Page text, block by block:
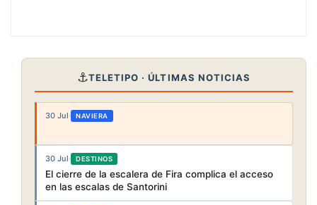
⚓TELETIPO · ÚLTIMAS NOTICIAS
30 Jul· NAVIERA
30 Jul· DESTINOS
El cierre de la escalera de Fira complica el acceso
en las escalas de Santorini